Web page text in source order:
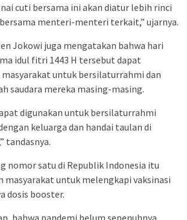
cuti bersama ini akan diatur lebih rinci
menteri-menteri terkait,” ujarnya.
Jokowi juga mengatakan bahwa hari
idul fitri 1443 H tersebut dapat
untuk bersilaturrahmi dan
saudara mereka masing-masing.
digunakan untuk bersilaturrahmi
keluarga dan handai taulan di
tandasnya.
nomor satu di Republik Indonesia itu
masyarakat untuk melengkapi vaksinasi
dosis booster.